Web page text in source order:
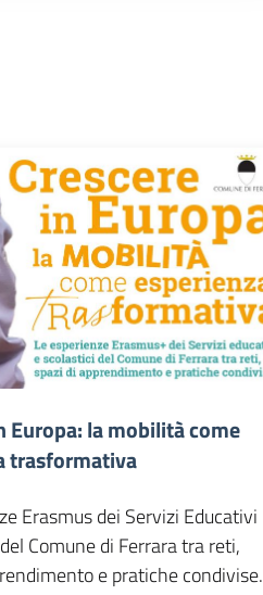
Europa: la mobilità come
trasformativa
Erasmus dei Servizi Educativi
Comune di Ferrara tra reti,
e pratiche condivise.